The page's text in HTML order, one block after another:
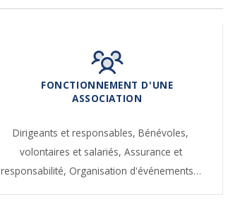
FONCTIONNEMENT D'UNE
ASSOCIATION
Dirigeants et responsables,Bénévoles,
volontaires et salariés, Assurance et
responsabilité, Organisation d'événements…